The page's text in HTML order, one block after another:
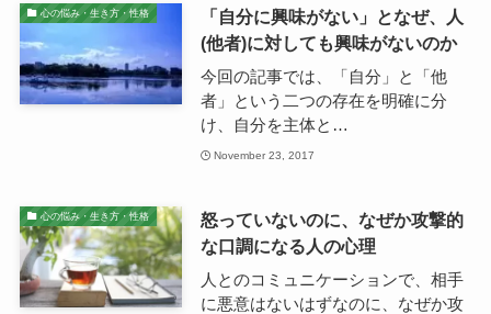
心の悩み・生き方・性格
「自分に興味がない」となぜ、人
(他者)に対しても興味がないのか
今回の記事では、「自分」と「他
者」という二つの存在を明確に分
け、自分を主体と…
November 23, 2017
心の悩み・生き方・性格
怒っていないのに、なぜか攻撃的
な口調になる人の心理
人とのコミュニケーションで、相手
に悪意はないはずなのに、なぜか攻